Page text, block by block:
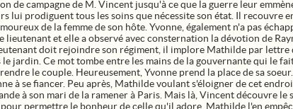
de campagne de M. Vincent jusqu'à ce que la guerre leur
lui prodiguent tous les soins que nécessite son état. Il recouvre
de la femme de son hôte. Yvonne, également n'a pas
lieutenant et elle a observé avec consternation la dévotion de
doit rejoindre son régiment, il implore Mathilde par
le jardin. Ce mot tombe entre les mains de la gouvernante qui le
le couple. Heureusement, Yvonne prend la place de sa
à se fiancer. Peu après, Mathilde voulant s'éloigner de cet
à son mari de la ramener à Paris. Mais là, Vincent découvre le
permettre le bonheur de celle qu'il adore. Mathilde l'en